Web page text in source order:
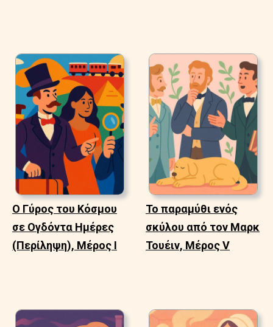
Ο Γύρος του Κόσμου
σε Ογδόντα Ημέρες
(Περίληψη), Μέρος Ι
Το παραμύθι ενός
σκύλου από τον Μαρκ
Τουέιν, Μέρος V